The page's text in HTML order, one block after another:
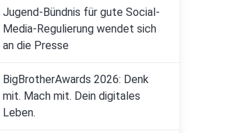
Jugend-Bündnis für gute Social-
Media-Regulierung wendet sich
an die Presse
BigBrotherAwards 2026: Denk
mit. Mach mit. Dein digitales
Leben.